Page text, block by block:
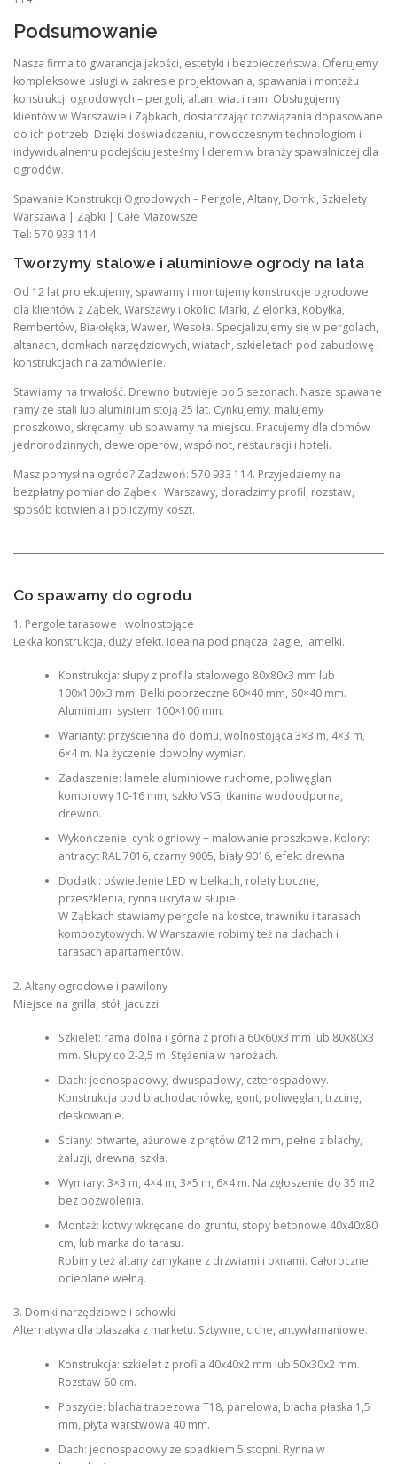
Podsumowanie
Nasza firma to gwarancja jakości, estetyki i bezpieczeństwa. Oferujemy
kompleksowe usługi w zakresie projektowania, spawania i montażu
konstrukcji ogrodowych – pergoli, altan, wiat i ram. Obsługujemy
klientów w Warszawie i Ząbkach, dostarczając rozwiązania dopasowane
do ich potrzeb. Dzięki doświadczeniu, nowoczesnym technologiom i
indywidualnemu podejściu jesteśmy liderem w branży spawalniczej dla
ogrodów.
Spawanie Konstrukcji Ogrodowych – Pergole, Altany, Domki, Szkielety
Warszawa | Ząbki | Całe Mazowsze
Tel: 570 933 114
Tworzymy stalowe i aluminiowe ogrody na lata
Od 12 lat projektujemy, spawamy i montujemy konstrukcje ogrodowe
dla klientów z Ząbek, Warszawy i okolic: Marki, Zielonka, Kobyłka,
Rembertów, Białołęka, Wawer, Wesoła. Specjalizujemy się w pergolach,
altanach, domkach narzędziowych, wiatach, szkieletach pod zabudowę i
konstrukcjach na zamówienie.
Stawiamy na trwałość. Drewno butwieje po 5 sezonach. Nasze spawane
ramy ze stali lub aluminium stoją 25 lat. Cynkujemy, malujemy
proszkowo, skręcamy lub spawamy na miejscu. Pracujemy dla domów
jednorodzinnych, deweloperów, wspólnot, restauracji i hoteli.
Masz pomysł na ogród? Zadzwoń: 570 933 114. Przyjedziemy na
bezpłatny pomiar do Ząbek i Warszawy, doradzimy profil, rozstaw,
sposób kotwienia i policzymy koszt.
Co spawamy do ogrodu
1. Pergole tarasowe i wolnostojące
Lekka konstrukcja, duży efekt. Idealna pod pnącza, żagle, lamelki.
Konstrukcja: słupy z profila stalowego 80x80x3 mm lub
100x100x3 mm. Belki poprzeczne 80×40 mm, 60×40 mm.
Aluminium: system 100×100 mm.
Warianty: przyścienna do domu, wolnostojąca 3×3 m, 4×3 m,
6×4 m. Na życzenie dowolny wymiar.
Zadaszenie: lamele aluminiowe ruchome, poliwęglan
komorowy 10-16 mm, szkło VSG, tkanina wodoodporna,
drewno.
Wykończenie: cynk ogniowy + malowanie proszkowe. Kolory:
antracyt RAL 7016, czarny 9005, biały 9016, efekt drewna.
Dodatki: oświetlenie LED w belkach, rolety boczne,
przeszklenia, rynna ukryta w słupie.
W Ząbkach stawiamy pergole na kostce, trawniku i tarasach
kompozytowych. W Warszawie robimy też na dachach i
tarasach apartamentów.
2. Altany ogrodowe i pawilony
Miejsce na grilla, stół, jacuzzi.
Szkielet: rama dolna i górna z profila 60x60x3 mm lub 80x80x3
mm. Słupy co 2-2,5 m. Stężenia w narożach.
Dach: jednospadowy, dwuspadowy, czterospadowy.
Konstrukcja pod blachodachówkę, gont, poliwęglan, trzcinę,
deskowanie.
Ściany: otwarte, ażurowe z prętów Ø12 mm, pełne z blachy,
żaluzji, drewna, szkła.
Wymiary: 3×3 m, 4×4 m, 3×5 m, 6×4 m. Na zgłoszenie do 35 m2
bez pozwolenia.
Montaż: kotwy wkręcane do gruntu, stopy betonowe 40x40x80
cm, lub marka do tarasu.
Robimy też altany zamykane z drzwiami i oknami. Całoroczne,
ocieplane wełną.
3. Domki narzędziowe i schowki
Alternatywa dla blaszaka z marketu. Sztywne, ciche, antywłamaniowe.
Konstrukcja: szkielet z profila 40x40x2 mm lub 50x30x2 mm.
Rozstaw 60 cm.
Poszycie: blacha trapezowa T18, panelowa, blacha płaska 1,5
mm, płyta warstwowa 40 mm.
Dach: jednospadowy ze spadkiem 5 stopni. Rynna w